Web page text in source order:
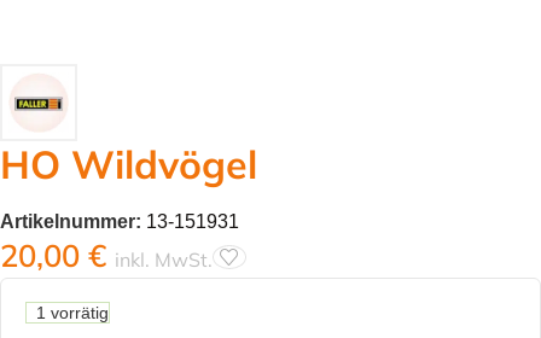
HO Wildvögel
Artikelnummer: 13-151931
20,00 € inkl. MwSt.
1 vorrätig